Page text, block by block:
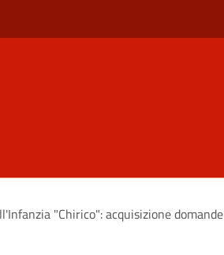
"Chirico": acquisizione domande